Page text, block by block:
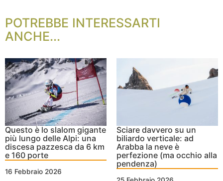
POTREBBE INTERESSARTI
ANCHE...
Questo è lo slalom gigante
più lungo delle Alpi: una
discesa pazzesca da 6 km
e 160 porte
16 Febbraio 2026
Sciare davvero su un
biliardo verticale: ad
Arabba la neve è
perfezione (ma occhio alla
pendenza)